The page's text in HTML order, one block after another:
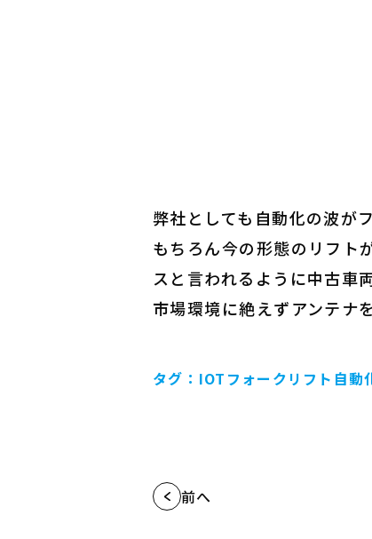
弊社としても自動化の波が
もちろん今の形態のリフト
スと言われるように中古車
市場環境に絶えずアンテナ
タグ： IOT フォークリフト自動
前へ